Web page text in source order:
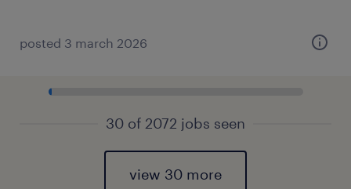
posted 3 march 2026
30 of 2072 jobs seen
view 30 more